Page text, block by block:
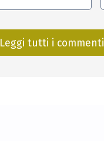
Leggi tutti i commenti